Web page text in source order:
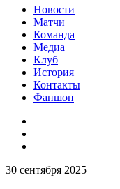
Новости
Матчи
Команда
Медиа
Клуб
История
Контакты
Фаншоп
30 сентября 2025